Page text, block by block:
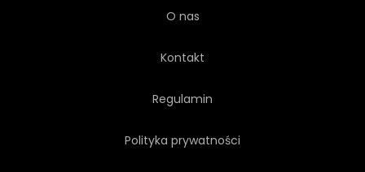
O nas
Kontakt
Regulamin
Polityka prywatności